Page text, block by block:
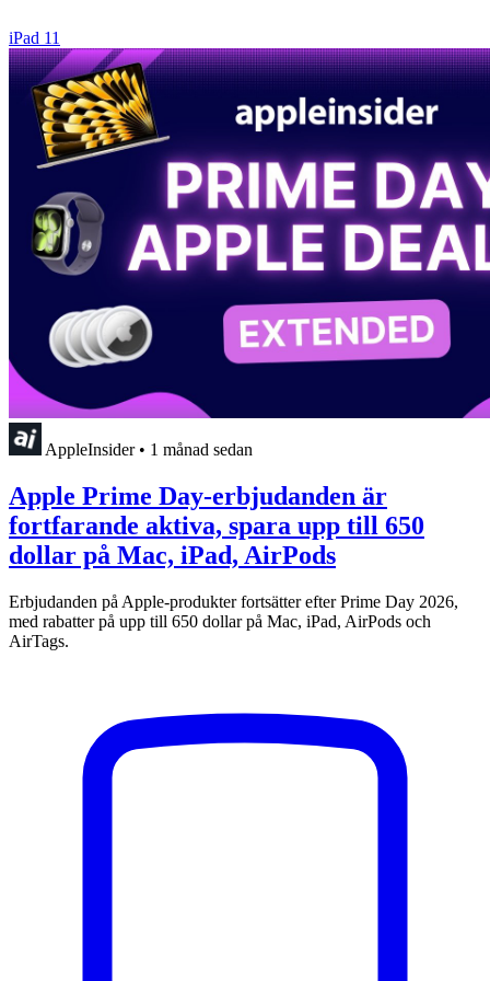
iPad 11
AppleInsider • 1 månad sedan
Apple Prime Day-erbjudanden är
fortfarande aktiva, spara upp till 650
dollar på Mac, iPad, AirPods
Erbjudanden på Apple-produkter fortsätter efter Prime Day 2026,
med rabatter på upp till 650 dollar på Mac, iPad, AirPods och
AirTags.